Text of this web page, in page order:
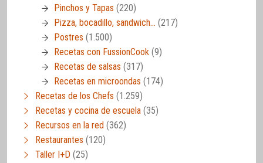
Pinchos y Tapas (220)
Pizza, bocadillo, sandwich… (217)
Postres (1.500)
Recetas con FussionCook (9)
Recetas de salsas (317)
Recetas en microondas (174)
Recetas de los Chefs (1.259)
Recetas y cocina de escuela (35)
Recursos en la red (362)
Restaurantes (120)
Taller I+D (25)